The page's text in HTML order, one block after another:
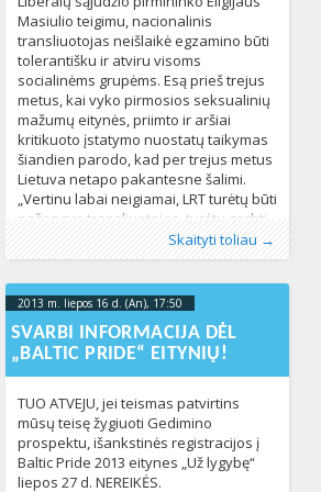
Masiulio teigimu, nacionalinis
transliuotojas neišlaikė egzamino būti
tolerantišku ir atviru visoms
socialinėms grupėms. Esą prieš trejus
metus, kai vyko pirmosios seksualinių
mažumų eitynės, priimto ir aršiai
kritikuoto įstatymo nuostatų taikymas
šiandien parodo, kad per trejus metus
Lietuva netapo pakantesne šalimi.
„Vertinu labai neigiamai, LRT turėtų būti
pažangus transliuotojas, turėtų gerbti
žmogaus
Skaityti toliau →
Publikavo:Aliona, LGL
Kategorijos:LGL,Lietuvoje,Naujienos325
Žymos:klipai,LGL,Lietuvos Gėjų Lyga,LRT,
Masiulis528
2013 m. liepos 16 d. (An), 17:50
16T17:50:40+00:00
SVARBI INFORMACIJA DĖL
„BALTIC PRIDE“ EITYNIŲ!
TUO ATVEJU, jei teismas patvirtins
mūsų teisę žygiuoti Gedimino
prospektu, išankstinės registracijos į
Baltic Pride 2013 eitynes „Už lygybę“
liepos 27 d. NEREIKĖS.